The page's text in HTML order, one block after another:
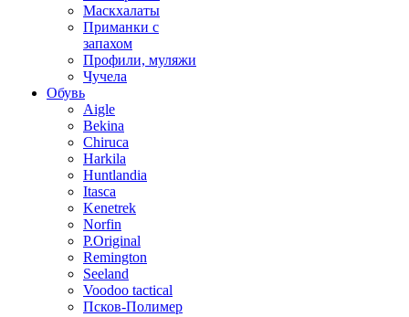
Маскхалаты
Приманки с
запахом
Профили, муляжи
Чучела
Обувь
Aigle
Bekina
Chiruсa
Harkila
Huntlandia
Itasca
Kenetrek
Norfin
P.Original
Remington
Seeland
Voodoo tactical
Псков-Полимер